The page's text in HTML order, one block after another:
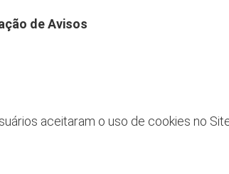
de Avisos
aceitaram o uso de cookies no